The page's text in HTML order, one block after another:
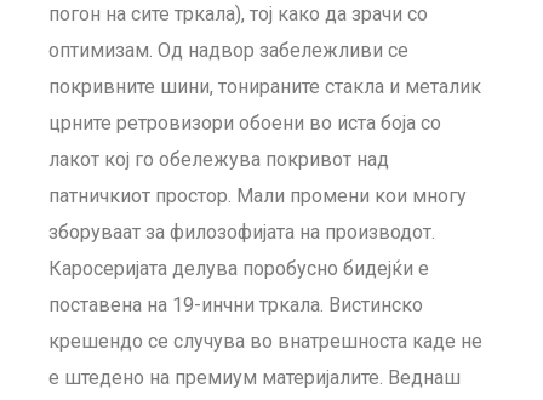
погон на сите тркала), тој како да зрачи со
оптимизам. Од надвор забележливи се
покривните шини, тонираните стакла и металик
црните ретровизори обоени во иста боја со
лакот кој го обележува покривот над
патничкиот простор. Мали промени кои многу
зборуваат за филозофијата на производот.
Каросеријата делува поробусно бидејќи е
поставена на 19-инчни тркала. Вистинско
крешендо се случува во внатрешноста каде не
е штедено на премиум материјалите. Веднаш